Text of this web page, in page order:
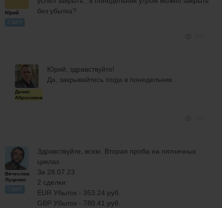
Юрий
СТАРТ
без убытка?
Денис
Абросимов
Юрий, здравствуйте!
Да, закрывайтесь тогда в понедельник.
Вячеслав
Луценко
СТАРТ
Здравствуйте, всем. Вторая проба на пятничных
циклах.
За 28.07.23
2 сделки:
EUR Убыток - 353.24 руб.
GBP Убыток - 780.41 руб.